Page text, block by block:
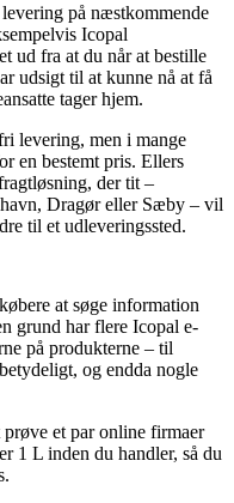
på næstkommende
Icopal
ud fra at du når at bestille
udsigt til at kunne nå at få
tager hjem.
levering, men i mange
en bestemt pris. Ellers
der tit –
Dragør eller Sæby – vil
til et udleveringssted.
at søge information
grund har flere Icopal e-
på produkterne – til
og endda nogle
et par online firmaer
1 L inden du handler, så du